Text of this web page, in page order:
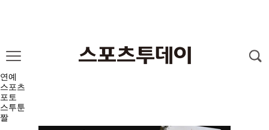
연예
스포츠
포토
스투툰
짤